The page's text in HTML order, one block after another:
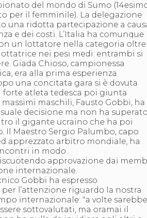
S'istrumpa
News
Calendario Attività
Personale MGA
La disciplina
News
Merchandising
Mappa del sito
Cerca
Contatti
News
Cookies Accept
Newsletter
formativo
Webinar
Monotematici
di Specializzazione
FIJLKAM-FISDIR
Preparatore Fisico
class - Didattica infantile
dirigenti sportivi
Direttore di Gara
del mondo di Sumo
per il femminile). La delegazione
una ridotta partecipazione a
e dei costi. L’Italia ha comunque
un lottatore nella categoria oltre
lottatrice nei pesi medi: entrambi si
Giada Chioso, campionessa
era alla prima esperienza
una concitata gara si è dovuta
forte atleta tedesca poi giunta
massimi maschili, Fausto Gobbi, ha
decisione ma non ha
il gigante ucraino che ha poi
Il Maestro Sergio Palumbo, capo
apprezzato arbitro mondiale, ha
in modo
approvazione dai
internazionale.
Gobbi ha espresso
l’attenzione riguardo la nostra
internazionale: "a volte sarebbe
sottovalutati, ma oramai il